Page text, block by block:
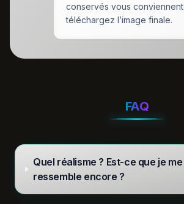
conservés vous conviennent,
téléchargez l’image finale.
FAQ
Quel réalisme ? Est‑ce que je me
ressemble encore ?